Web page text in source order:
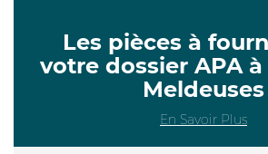
Les pièces à
votre dossier APA à
Meldeuses
En Savoir Plus